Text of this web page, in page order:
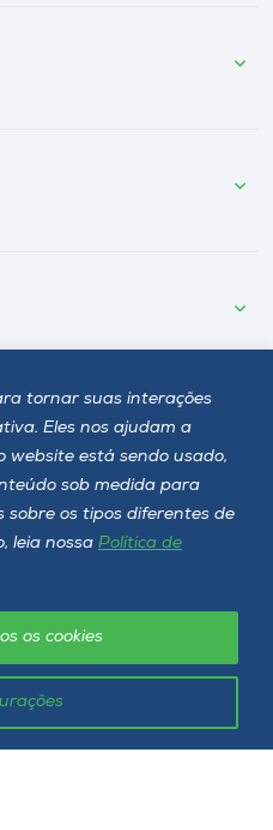
tornar suas interações
Eles nos ajudam a
website está sendo usado,
sob medida para
sobre os tipos diferentes de
leia nossa Política de
os cookies
Flor da Serra